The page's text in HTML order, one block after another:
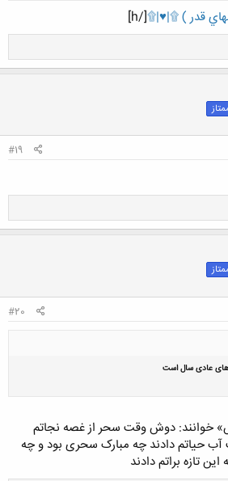
قدر ) ۩|♥|۩[/h]
#19
#20
عادی سال است
خوانند: دوش وقت سحر از غصه نجاتم
حیاتم دادند چه مبارک سحری بود و چه
تازه براتم دادند